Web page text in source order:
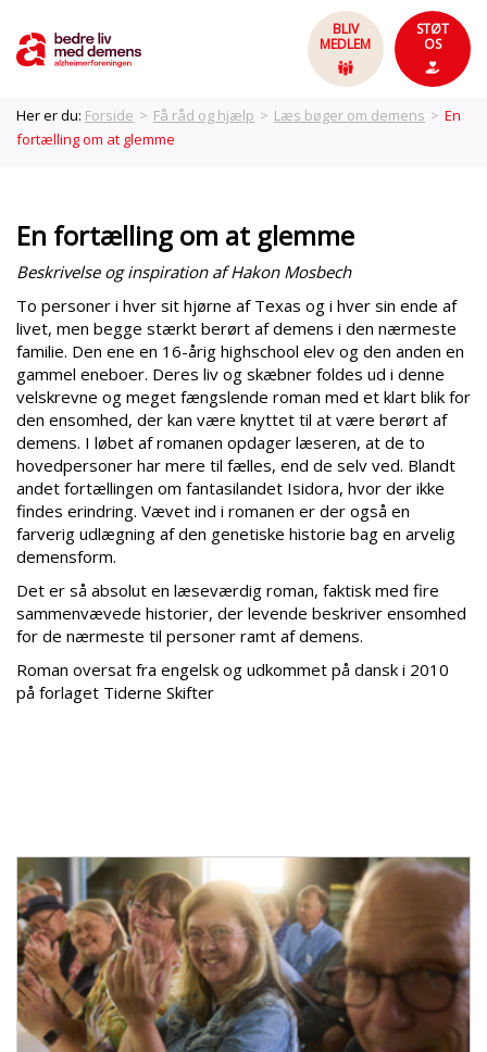
BLIV
MEDLEM
STØT
OS
Her er du: Forside > Få råd og hjælp > Læs bøger om demens > En
fortælling om at glemme
En fortælling om at glemme
Beskrivelse og inspiration af Hakon Mosbech
To personer i hver sit hjørne af Texas og i hver sin ende af
livet, men begge stærkt berørt af demens i den nærmeste
familie. Den ene en 16-årig highschool elev og den anden en
gammel eneboer. Deres liv og skæbner foldes ud i denne
velskrevne og meget fængslende roman med et klart blik for
den ensomhed, der kan være knyttet til at være berørt af
demens. I løbet af romanen opdager læseren, at de to
hovedpersoner har mere til fælles, end de selv ved. Blandt
andet fortællingen om fantasilandet Isidora, hvor der ikke
findes erindring. Vævet ind i romanen er der også en
farverig udlægning af den genetiske historie bag en arvelig
demensform.
Det er så absolut en læseværdig roman, faktisk med fire
sammenvævede historier, der levende beskriver ensomhed
for de nærmeste til personer ramt af demens.
Roman oversat fra engelsk og udkommet på dansk i 2010
på forlaget Tiderne Skifter